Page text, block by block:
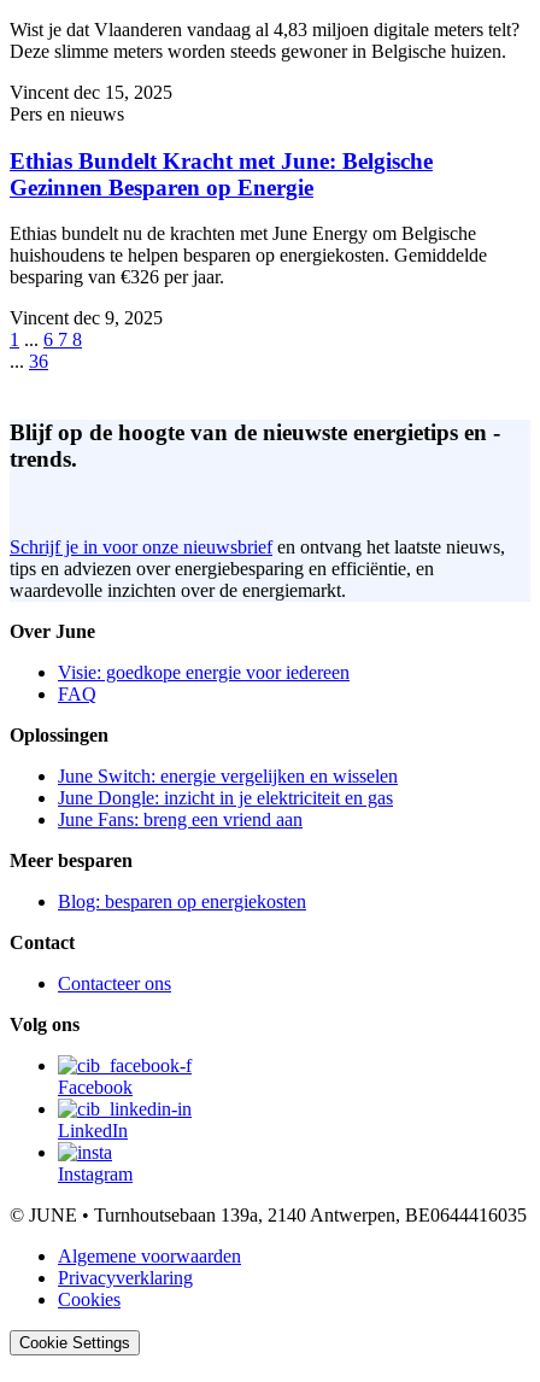
Wist je dat Vlaanderen vandaag al 4,83 miljoen digitale meters telt?
Deze slimme meters worden steeds gewoner in Belgische huizen.
Vincent dec 15, 2025
Pers en nieuws
Ethias Bundelt Kracht met June: Belgische
Gezinnen Besparen op Energie
Ethias bundelt nu de krachten met June Energy om Belgische
huishoudens te helpen besparen op energiekosten. Gemiddelde
besparing van €326 per jaar.
Vincentdec 9, 2025
1 ... 6 7 8
... 36
Blijf op de hoogte van de nieuwste energietips en -
trends.
Schrijf je in voor onze nieuwsbriefen ontvang het laatste nieuws,
tips en adviezen over energiebesparing en efficiëntie, en
waardevolle inzichten over de energiemarkt.
Over June
Visie: goedkope energie voor iedereen
FAQ
Oplossingen
June Switch: energie vergelijken en wisselen
June Dongle: inzicht in je elektriciteit en gas
June Fans: breng een vriend aan
Meer besparen
Blog: besparen op energiekosten
Contact
Contacteer ons
Volg ons
Facebook
LinkedIn
Instagram
© JUNE • Turnhoutsebaan 139a, 2140 Antwerpen, BE0644416035
Algemene voorwaarden
Privacyverklaring
Cookies
Cookie Settings